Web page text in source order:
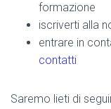
formazione
iscriverti alla
entrare in
contatti
Saremo lieti di